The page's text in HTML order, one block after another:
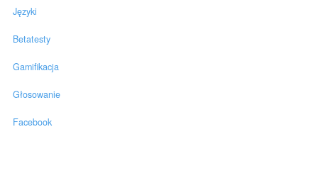
Języki
Betatesty
Gamifikacja
Głosowanie
Facebook